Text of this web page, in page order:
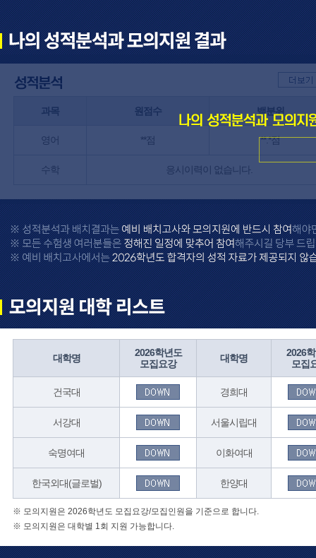
과목 원점수 백분위
영어 **점 **.*점
수학 응시이력이 없습니다.
대학명
2026학년도
모집요강
대학명
2026
모집
건국대 경희대
서강대 서울시립대
숙명여대 이화여대
한국외대(글로벌) 한양대
※ 모의지원은 2026학년도 모집요강/모집인원을 기준으로 합니다.
※ 모의지원은 대학별 1회 지원 가능합니다.